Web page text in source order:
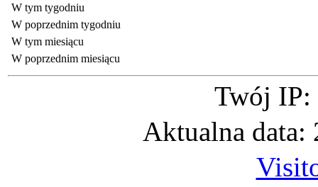
W tym tygodniu
W poprzednim tygodniu
W tym miesiącu
W poprzednim miesiącu
Twój IP:
Aktualna data: